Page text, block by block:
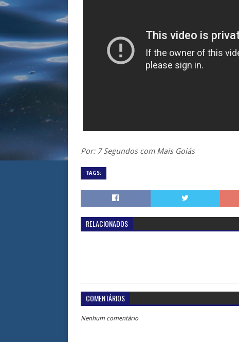
Por: 7 Segundos com Mais Goiás
TAGS:
RELACIONADOS
COMENTÁRIOS
Nenhum comentário